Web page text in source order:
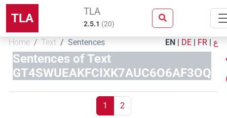
TLA TLA
2.5.1 (20)
Home Text Sentences EN | DE | FR | ع
Sentences of Text
GT4SWUEAKFCIXK7AUC6O6AF3OQ
1 2